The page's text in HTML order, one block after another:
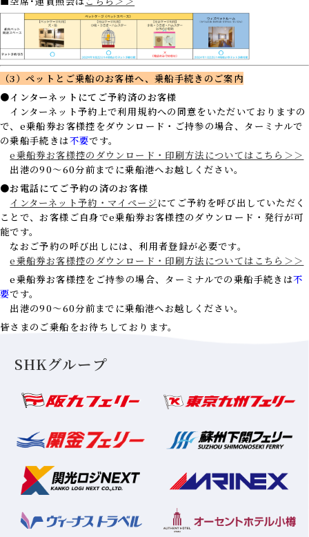
（3）ペットとご乗船のお客様へ、乗船手続きのご案内
●インターネットにてご予約済のお客様
インターネット予約上で利用規約への同意をいただいておりますの
で、e乗船券お客様控をダウンロード・ご持参の場合、ターミナルで
の乗船手続きは不要です。
e乗船券お客様控のダウンロード・印刷方法についてはこちら＞＞
出港の90～60分前までに乗船港へお越しください。
●お電話にてご予約の済のお客様
インターネット予約・マイページにてご予約を呼び出していただく
ことで、お客様ご自身でe乗船券お客様控のダウンロード・発行が可
能です。
なおご予約の呼び出しには、利用者登録が必要です。
e乗船券お客様控のダウンロード・印刷方法についてはこちら＞＞
e乗船券お客様控をご持参の場合、ターミナルでの乗船手続きは不
要です。
出港の90～60分前までに乗船港へお越しください。
皆さまのご乗船をお待ちしております。
SHKグループ